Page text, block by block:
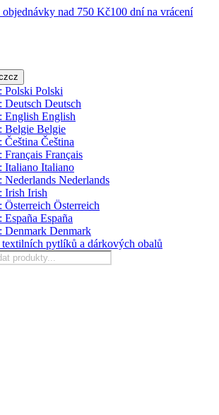
nad 750 Kč100 dní na vrácení
cz
Polski
Deutsch
English
Belgie
Čeština
Français
Italiano
Nederlands
Irish
Österreich
España
Denmark